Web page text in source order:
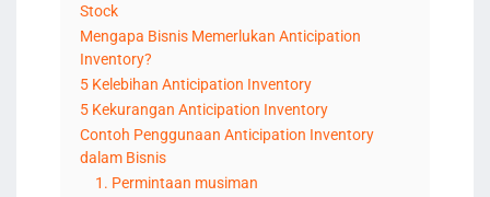
Stock
Mengapa Bisnis Memerlukan Anticipation
Inventory?
5 Kelebihan Anticipation Inventory
5 Kekurangan Anticipation Inventory
Contoh Penggunaan Anticipation Inventory
dalam Bisnis
1. Permintaan musiman